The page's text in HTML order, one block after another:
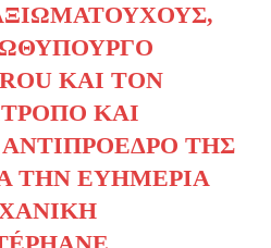
ΚΑΙ ΤΟΝ
ΚΑΙ
ΤΗΣ
ΤΗΝ ΕΥΗΜΕΡΊΑ